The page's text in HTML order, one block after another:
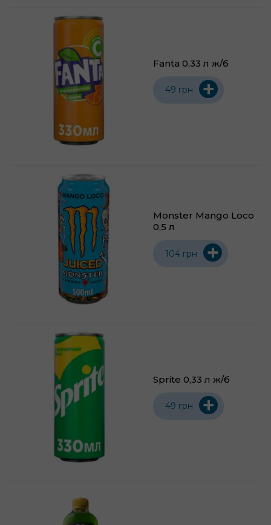
Fanta 0,33 л ж/б
49 грн +
Monster Mango Loco
0,5 л
104 грн +
Sprite 0,33 л ж/б
49 грн +